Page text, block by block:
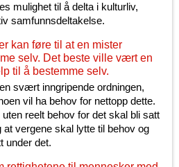
mulighet til å delta i kulturliv,
samfunnsdeltakelse.
kan føre til at en mister
selv. Det beste ville vært en
til å bestemme selv.
svært inngripende ordningen,
vil ha behov for nettopp dette.
reelt behov for det skal bli satt
at vergene skal lytte til behov og
under det.